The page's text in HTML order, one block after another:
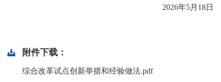
2026年5月18日
附件下载：
综合改革试点创新举措和经验做法.pdf